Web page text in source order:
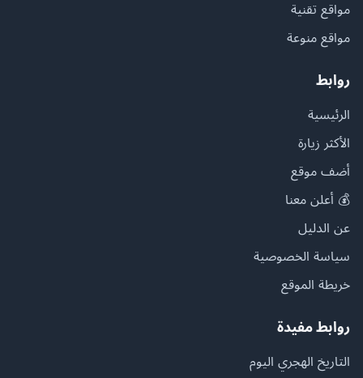
مواقع تقنية
مواقع منوعة
روابط
الرئيسية
الأكثر زيارة
أضف موقع
💰 أعلن معنا
عن الدليل
سياسة الخصوصية
خريطة الموقع
روابط مفيدة
التاريخ الهجري اليوم